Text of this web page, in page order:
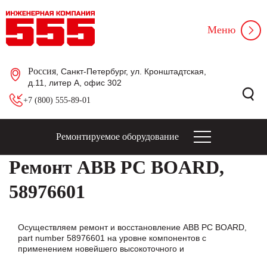
Россия , Санкт-Петербург, ул. Кронштадтская,
д.11, литер А, офис 302
+7 (800) 555-89-01
Меню
Ремонтируемое оборудование
Ремонт ABB PC BOARD,
58976601
Осуществляем ремонт и восстановление ABB PC BOARD,
part number 58976601 на уровне компонентов с
применением новейшего высокоточного и